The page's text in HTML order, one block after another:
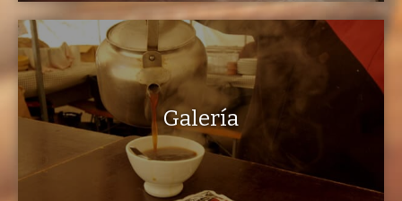
Galería